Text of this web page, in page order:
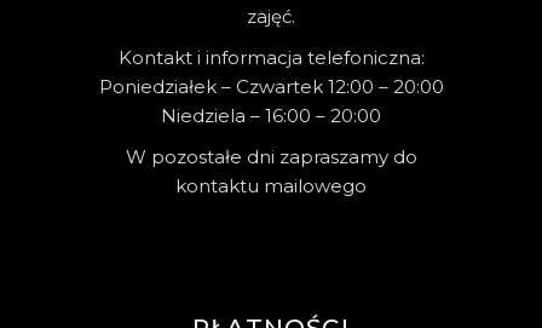
zajęć.
Kontakt i informacja telefoniczna:
Poniedziałek – Czwartek 12:00 – 20:00
Niedziela – 16:00 – 20:00
W pozostałe dni zapraszamy do
kontaktu mailowego